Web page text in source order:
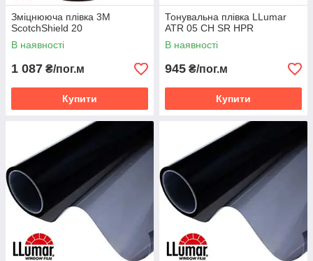
Зміцнююча плівка 3M
ScotchShield 20
В наявності
1 087 ₴/пог.м
Купити
Тонувальна плівка LLumar
ATR 05 CH SR HPR
В наявності
945 ₴/пог.м
Купити